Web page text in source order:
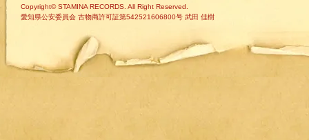
Copyright© STAMINA RECORDS. All Right Reserved.
愛知県公安委員会 古物商許可証第542521606800号 武田 佳樹